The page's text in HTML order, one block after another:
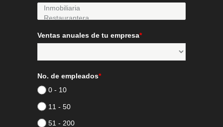
Ventas anuales de tu empresa*
No. de empleados*
0 - 10
11 - 50
51 - 200